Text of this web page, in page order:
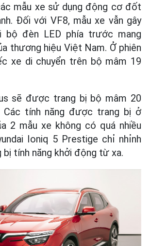
mẫu xe sử dụng động cơ đốt
Đối với VF8, mẫu xe vẫn gây
bộ đèn LED phía trước mang
thương hiệu Việt Nam. Ở phiên
xe di chuyển trên bộ mâm 19
sẽ được trang bị bộ mâm 20
Các tính năng được trang bị ở
2 mẫu xe không có quá nhiều
Ioniq 5 Prestige chỉ nhỉnh
bị tính năng khởi động từ xa.